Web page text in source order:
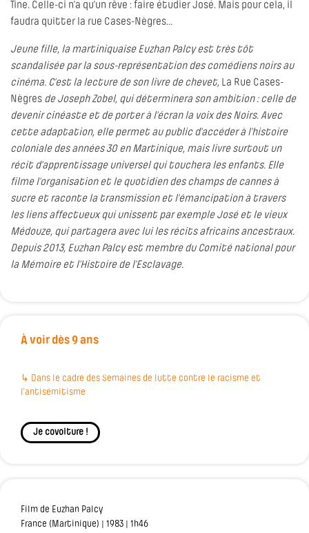
Tine. Celle-ci n'a qu'un rêve : faire étudier José. Mais pour cela, il
faudra quitter la rue Cases-Nègres…
Jeune fille, la martiniquaise Euzhan Palcy est très tôt
scandalisée par la sous-représentation des comédiens noirs au
cinéma. C’est la lecture de son livre de chevet, La Rue Cases-
Nègres de Joseph Zobel, qui déterminera son ambition : celle de
devenir cinéaste et de porter à l’écran la voix des Noirs. Avec
cette adaptation, elle permet au public d’accéder à l’histoire
coloniale des années 30 en Martinique, mais livre surtout un
récit d’apprentissage universel qui touchera les enfants. Elle
filme l’organisation et le quotidien des champs de cannes à
sucre et raconte la transmission et l’émancipation à travers
les liens affectueux qui unissent par exemple José et le vieux
Médouze, qui partagera avec lui les récits africains ancestraux.
Depuis 2013, Euzhan Palcy est membre du Comité national pour
la Mémoire et l’Histoire de l’Esclavage.
À voir dès 9 ans
↳ Dans le cadre des Semaines de lutte contre le racisme et
l'antisémitisme
Je covoiture !
Film de Euzhan Palcy
France (Martinique) | 1983 | 1h46